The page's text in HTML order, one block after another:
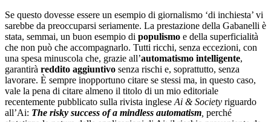
Se questo dovesse essere un esempio di giornalismo ‘di inchiesta’ vi
sarebbe da preoccuparsi seriamente. La prestazione della Gabanelli è
stata, semmai, un buon esempio di populismo e della superficialità
che non può che accompagnarlo. Tutti ricchi, senza eccezioni, con
una spesa minuscola che, grazie all’automatismo intelligente,
garantirà reddito aggiuntivo senza rischi e, soprattutto, senza
lavorare. È sempre inopportuno citare se stessi ma, in questo caso,
vale la pena di citare almeno il titolo di un mio editoriale
recentemente pubblicato sulla rivista inglese Ai & Society riguardo
all’Ai: The risky success of a mindless automatism perché